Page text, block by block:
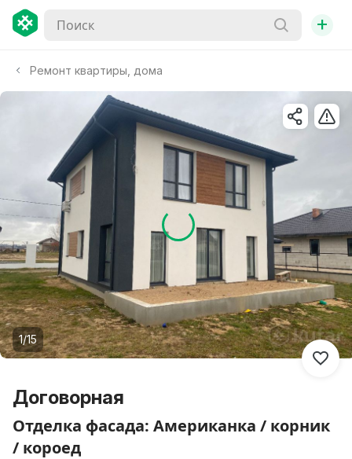
+
Ремонт квартиры, дома
1/15
Договорная
Отделка фасада: Американка / корник
/ короед